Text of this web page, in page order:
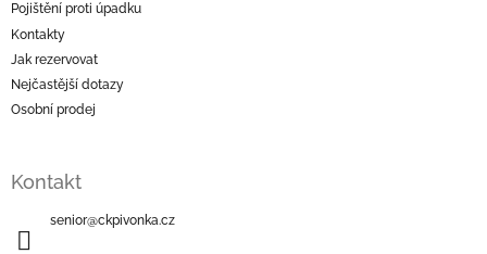
Pojištění proti úpadku
Kontakty
Jak rezervovat
Nejčastější dotazy
Osobní prodej
Kontakt
senior@ckpivonka.cz